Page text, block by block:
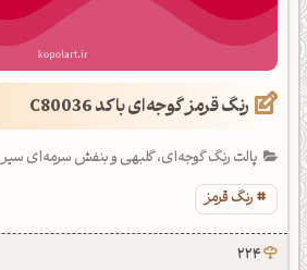
رنگ قرمز گوجه‌ای با کد C80036
پالت رنگ گوجه‌ای، گلبهی و بنفش سرمه‌ای سیر
رنگ قرمز
224